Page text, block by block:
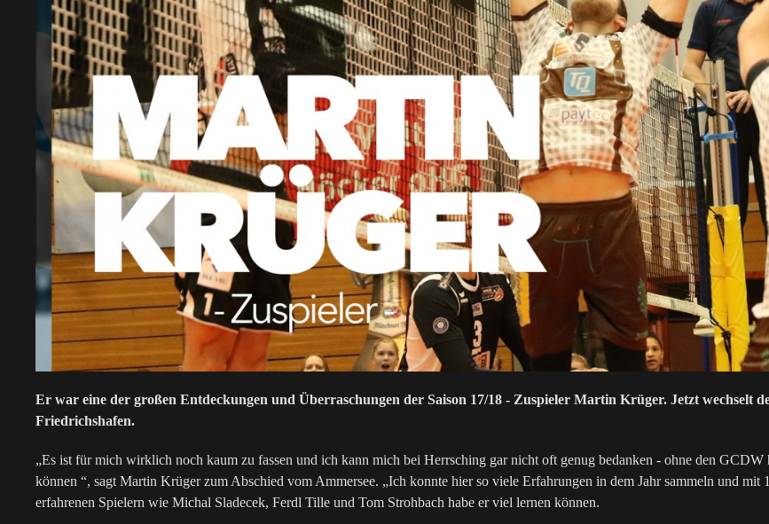
Er war eine der großen Entdeckungen und Überraschungen der Saison 17/18 - Zuspieler Martin Krüger. Jetzt wechselt
Friedrichshafen.
„Es ist für mich wirklich noch kaum zu fassen und ich kann mich bei Herrsching gar nicht oft genug bedanken - ohne den
können “, sagt Martin Krüger zum Abschied vom Ammersee. „Ich konnte hier so viele Erfahrungen in dem Jahr sammeln und
erfahrenen Spielern wie Michal Sladecek, Ferdl Tille und Tom Strohbach habe er viel lernen können.